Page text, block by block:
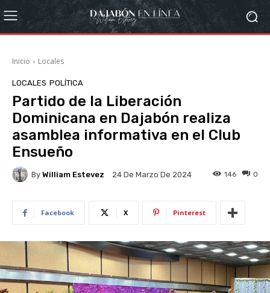
Inicio Locales
LOCALES POLÍTICA
Partido de la Liberación
Dominicana en Dajabón realiza
asamblea informativa en el Club
Ensueño
By William Estevez 24 De Marzo De 2024 0
146
Facebook X Pinterest